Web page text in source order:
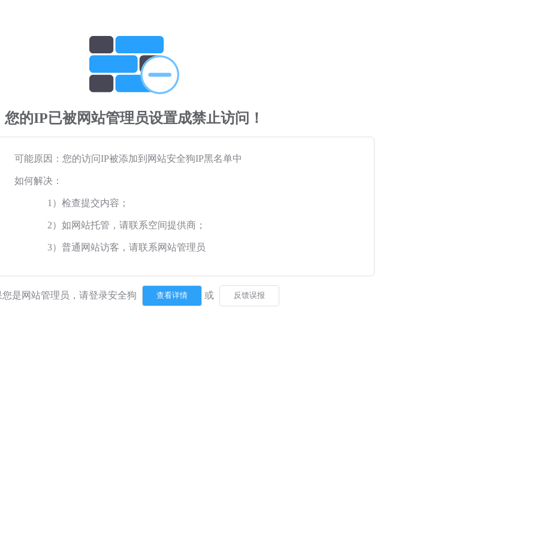
您的IP已被网站管理员设置成禁止访问！
可能原因：您的访问IP被添加到网站安全狗IP黑名单中
如何解决：
1）检查提交内容；
2）如网站托管，请联系空间提供商；
3）普通网站访客，请联系网站管理员
您是网站管理员，请登录安全狗 或